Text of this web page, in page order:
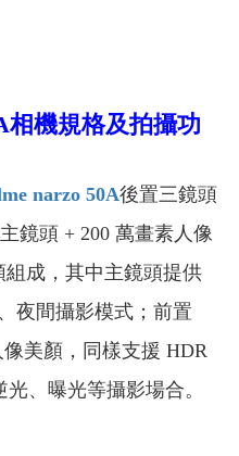
相機規格及拍攝功
narzo 50A後置三鏡頭
鏡頭 + 200 萬畫素人像
組成，其中主鏡頭提供
夜間攝影模式；前置
美顏，同樣支援 HDR
、曝光等攝影場合。